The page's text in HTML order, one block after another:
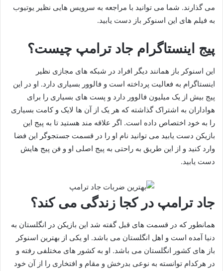
می گذارند. شما می توانید با مراجعه به سرویس هایی نظیر یوتیوب
به فیلم های این اسنوکر باز دست یابید.
پیج اینستاگرام جاد ترامپ چیست؟
این اسنوکر باز همانند دیگر افراد در شبکه های مجازی نظیر
اینستاگرام به فعالیت پرداخته است و فالوور بسیاری دارد. او در این
پیج بیش از یک میلیون فالوور دارد و پست های بسیاری را برای
هواداران به اشتراک گذاشته که هر یک از آن ها لایک و کامت بسیاری
را به خود اختصاص داده است. اگر علاقه مند هستید تا به پیج این
بازیکن دست یابید می توانید نام او را در قسمت جستجوگر این فضا
وارد کنید و از این طریق به راحتی به پیج اصلی او و فن پیج هایش
دست یابید.
جاد ترامپ در کجا زندگی می کند؟
همانطور که در قسمت های قبل گفته شد این بازیکن در انگلستان به
دنیا آمده است و اهل انگلستان می باشد. او یکی از بهترین اسنوکر
باز های کشور انگلستان می باشد. او به کشور های مختلفی رفته و
در هرکدام توانسته به نوعی بدرخش و مقام و افتخاری را از آن خود